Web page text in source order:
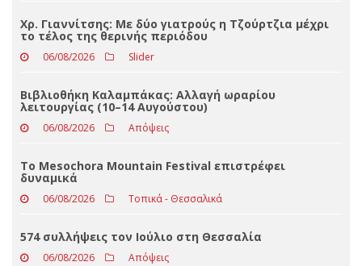
Στα Τρίκαλα μια σπάνια συναυλία με το Ιταλικό
κουαρτέτο MARTA PIGNATARO
06/08/2026 Τοπικά - Θεσσαλικά
Χρ. Γιαννίτσης: Με δύο γιατρούς η Τζούρτζια μέχρι
το τέλος της θερινής περιόδου
06/08/2026 Slider
Βιβλιοθήκη Καλαμπάκας: Αλλαγή ωραρίου
λειτουργίας (10–14 Αυγούστου)
06/08/2026 Απόψεις
Το Mesochora Mountain Festival επιστρέφει
δυναμικά